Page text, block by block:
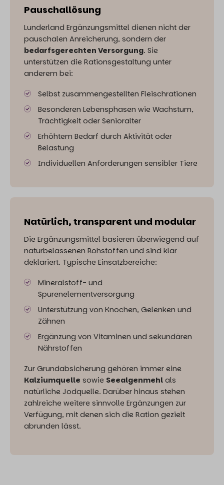
Pauschallösung
Lunderland Ergänzungsmittel dienen nicht der
pauschalen Anreicherung, sondern der
bedarfsgerechten Versorgung. Sie
unterstützen die Rationsgestaltung unter
anderem bei:
Selbst zusammengestellten Fleischrationen
Besonderen Lebensphasen wie Wachstum,
Trächtigkeit oder Senioralter
Erhöhtem Bedarf durch Aktivität oder
Belastung
Individuellen Anforderungen sensibler Tiere
Natürlich, transparent und modular
Die Ergänzungsmittel basieren überwiegend auf
naturbelassenen Rohstoffen und sind klar
deklariert. Typische Einsatzbereiche:
Mineralstoff- und
Spurenelementversorgung
Unterstützung von Knochen, Gelenken und
Zähnen
Ergänzung von Vitaminen und sekundären
Nährstoffen
Zur Grundabsicherung gehören immer eine
Kalziumquelle sowie Seealgenmehl als
natürliche Jodquelle. Darüber hinaus stehen
zahlreiche weitere sinnvolle Ergänzungen zur
Verfügung, mit denen sich die Ration gezielt
abrunden lässt.